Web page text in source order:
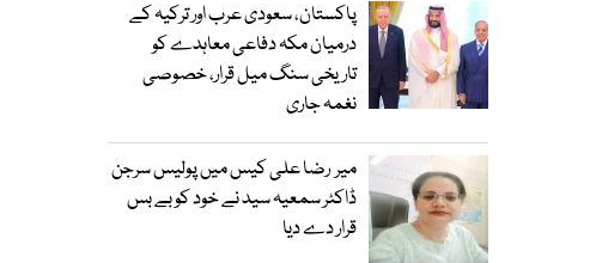
پاکستان، سعودی عرب اور ترکیہ کے
درمیان مکہ دفاعی معاہدے کو
تاریخی سنگ میل قرار، خصوصی
نغمہ جاری
میر رضا علی کیس میں پولیس سرجن
ڈاکٹر سمعیہ سید نے خود کو بے بس
قرار دے دیا